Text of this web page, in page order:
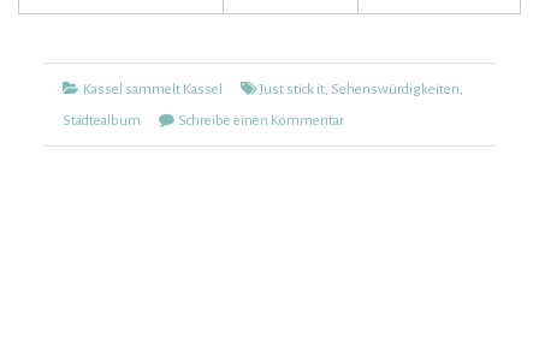
Kategorien
Kassel sammelt Kassel TagsJust stick it, Sehenswürdigkeiten,
Städtealbum
Schreibe einen Kommentarzu
Kassel